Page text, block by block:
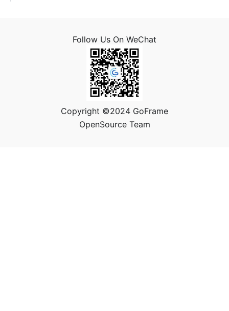
Follow Us On WeChat
Copyright ©2024 GoFrame
OpenSource Team